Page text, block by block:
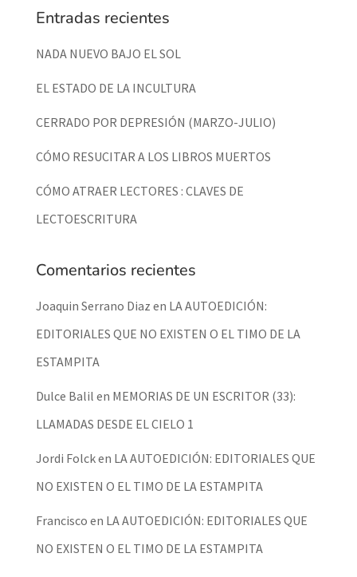
Entradas recientes
NADA NUEVO BAJO EL SOL
EL ESTADO DE LA INCULTURA
CERRADO POR DEPRESIÓN (MARZO-JULIO)
CÓMO RESUCITAR A LOS LIBROS MUERTOS
CÓMO ATRAER LECTORES : CLAVES DE
LECTOESCRITURA
Comentarios recientes
Joaquin Serrano Diaz en LA AUTOEDICIÓN:
EDITORIALES QUE NO EXISTEN O EL TIMO DE LA
ESTAMPITA
Dulce Balil en MEMORIAS DE UN ESCRITOR (33):
LLAMADAS DESDE EL CIELO 1
Jordi Folcken LA AUTOEDICIÓN: EDITORIALES QUE
NO EXISTEN O EL TIMO DE LA ESTAMPITA
Francisco en LA AUTOEDICIÓN: EDITORIALES QUE
NO EXISTEN O EL TIMO DE LA ESTAMPITA